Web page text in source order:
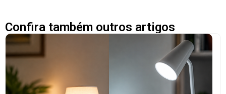
Confira também outros artigos